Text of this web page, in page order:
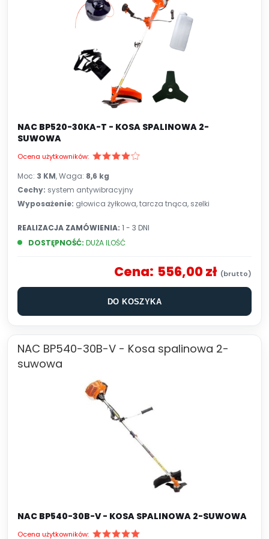
NAC BP520-30KA-T - KOSA SPALINOWA 2-
SUWOWA
Ocena użytkowników:
Moc: 3 KM, Waga: 8,6 kg
Cechy: system antywibracyjny
Wyposażenie: głowica żyłkowa, tarcza tnąca, szelki
DOSTĘPNOŚĆ: DUŻA ILOŚĆ
REALIZACJA ZAMÓWIENIA: 1 - 3 DNI
Cena: 556,00 zł
DO KOSZYKA
NAC BP540-30B-V - Kosa spalinowa 2-
suwowa
NAC BP540-30B-V - KOSA SPALINOWA 2-SUWOWA
Ocena użytkowników: